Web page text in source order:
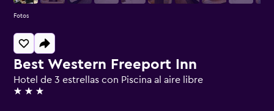
Best Western Freeport Inn
Hotel de 3 estrellas con Piscina al aire libre
3 estrellas
Fotos